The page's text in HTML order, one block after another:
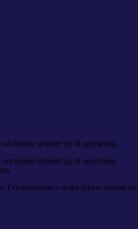
holdet spillede sig til oprykning.
holdet spillede sig til oprykning.
Tvis/Holstebro i stedet rykker direkte op.